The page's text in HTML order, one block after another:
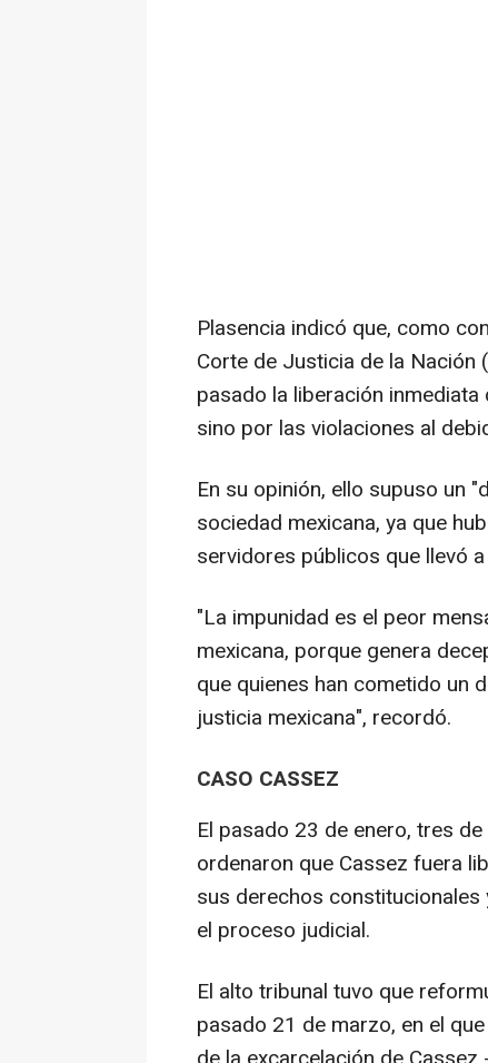
Plasencia indicó que, como
Corte de Justicia de la Nación
pasado la liberación
sino por las violaciones al
En su opinión, ello supuso un
sociedad mexicana, ya que
servidores públicos que llevó
"La impunidad es el peor
mexicana, porque genera
que quienes han cometido un
justicia mexicana", recordó.
CASO CASSEZ
El pasado 23 de enero, tres
ordenaron que Cassez fuera
sus derechos
el proceso judicial.
El alto tribunal tuvo que
pasado 21 de marzo, en el